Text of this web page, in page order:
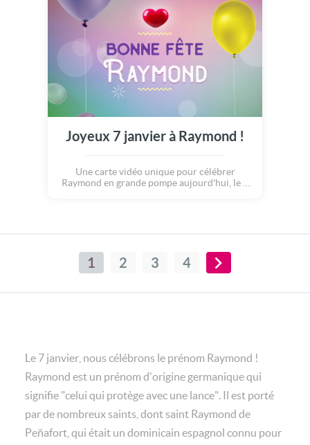
Joyeux 7 janvier à Raymond !
Une carte vidéo unique pour célébrer
Raymond en grande pompe aujourd'hui, le 7
1 2 3 4
Le 7 janvier, nous célébrons le prénom Raymond !
Raymond est un prénom d'origine germanique qui
signifie "celui qui protège avec une lance". Il est porté
par de nombreux saints, dont saint Raymond de
Peñafort, qui était un dominicain espagnol connu pour